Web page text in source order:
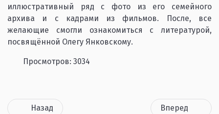
иллюстративный ряд с фото из его семейного
архива и с кадрами из фильмов. После, все
желающие смогли ознакомиться с литературой,
посвящённой Олегу Янковскому.
Просмотров: 3034
Назад Вперед